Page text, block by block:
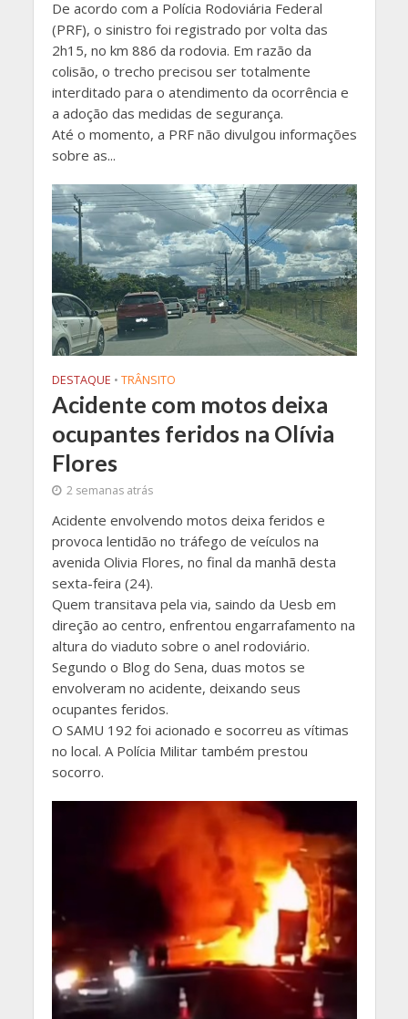
De acordo com a Polícia Rodoviária Federal
(PRF), o sinistro foi registrado por volta das
2h15, no km 886 da rodovia. Em razão da
colisão, o trecho precisou ser totalmente
interditado para o atendimento da ocorrência e
a adoção das medidas de segurança.
Até o momento, a PRF não divulgou informações
sobre as...
DESTAQUE • TRÂNSITO
Acidente com motos deixa
ocupantes feridos na Olívia
Flores
2 semanas atrás
Acidente envolvendo motos deixa feridos e
provoca lentidão no tráfego de veículos na
avenida Olivia Flores, no final da manhã desta
sexta-feira (24).
Quem transitava pela via, saindo da Uesb em
direção ao centro, enfrentou engarrafamento na
altura do viaduto sobre o anel rodoviário.
Segundo o Blog do Sena, duas motos se
envolveram no acidente, deixando seus
ocupantes feridos.
O SAMU 192 foi acionado e socorreu as vítimas
no local. A Polícia Militar também prestou
socorro.